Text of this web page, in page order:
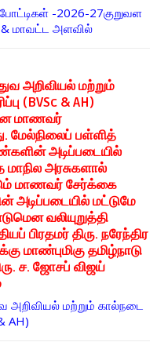
-2026-27குறுவள
மாவட்ட அளவில்
அறிவியல் மற்றும்
(BVSc & AH)
மாணவர்
மேல்நிலைப் பள்ளித்
அடிப்படையில்
அரசுகளால்
மாணவர் சேர்க்கை
அடிப்படையில் மட்டுமே
வலியுறுத்தி
பிரதமர் திரு. நரேந்திர
மாண்புமிகு தமிழ்நாடு
ச. ஜோசப் விஜய்
அறிவியல் மற்றும் கால்நடை
AH)